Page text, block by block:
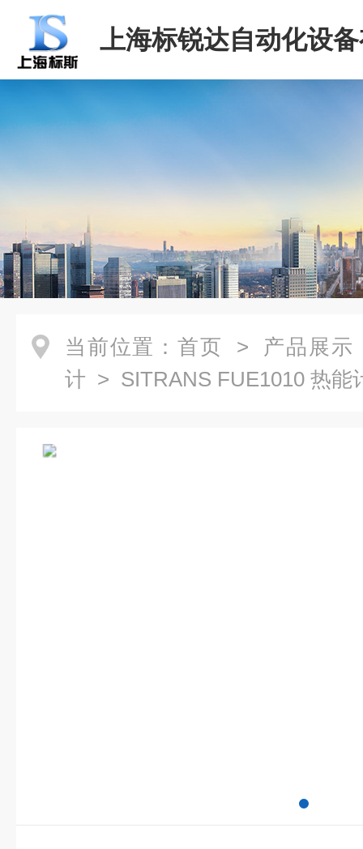
上海标锐达自动化设
司
当前位置： 首页 > 产品展示
计 > SITRANS FUE1010 热能